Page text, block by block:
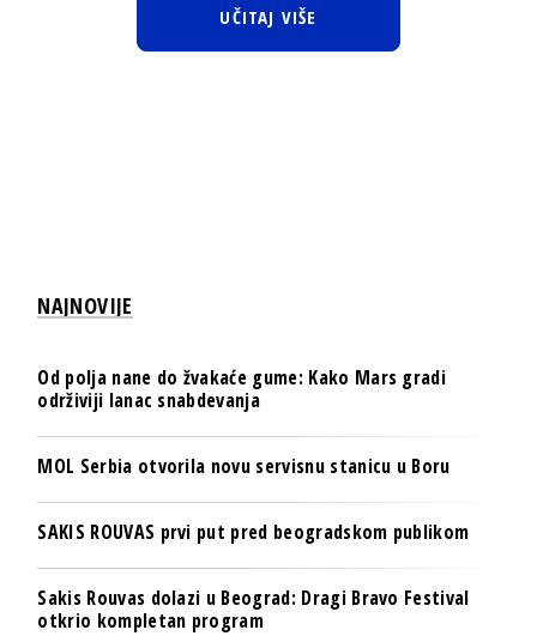
UČITAJ VIŠE
NAJNOVIJE
Od polja nane do žvakaće gume: Kako Mars gradi
održiviji lanac snabdevanja
MOL Serbia otvorila novu servisnu stanicu u Boru
SAKIS ROUVAS prvi put pred beogradskom publikom
Sakis Rouvas dolazi u Beograd: Dragi Bravo Festival
otkrio kompletan program